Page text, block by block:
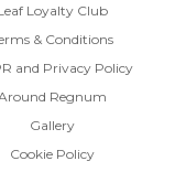
Loyalty Club
& Conditions
and Privacy Policy
Regnum
Gallery
Cookie Policy